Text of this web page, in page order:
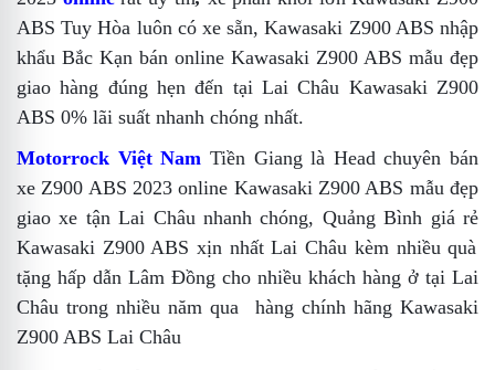
ABS Tuy Hòa luôn có xe sẵn, Kawasaki Z900 ABS nhập
khẩu Bắc Kạn bán online Kawasaki Z900 ABS mẫu đẹp
giao hàng đúng hẹn đến tại Lai Châu Kawasaki Z900
ABS 0% lãi suất nhanh chóng nhất.
Motorrock Việt Nam Tiền Giang là Head chuyên bán
xe Z900 ABS 2023 online Kawasaki Z900 ABS mẫu đẹp
giao xe tận Lai Châu nhanh chóng, Quảng Bình giá rẻ
Kawasaki Z900 ABS xịn nhất Lai Châu kèm nhiều quà
tặng hấp dẫn Lâm Đồng cho nhiều khách hàng ở tại Lai
Châu trong nhiều năm qua
hàng chính hãng Kawasaki
Z900 ABS Lai Châu